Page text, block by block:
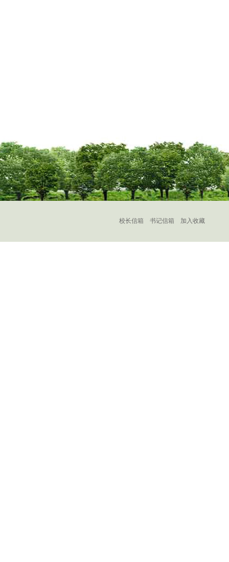
校长信箱 书记信箱 加入收藏